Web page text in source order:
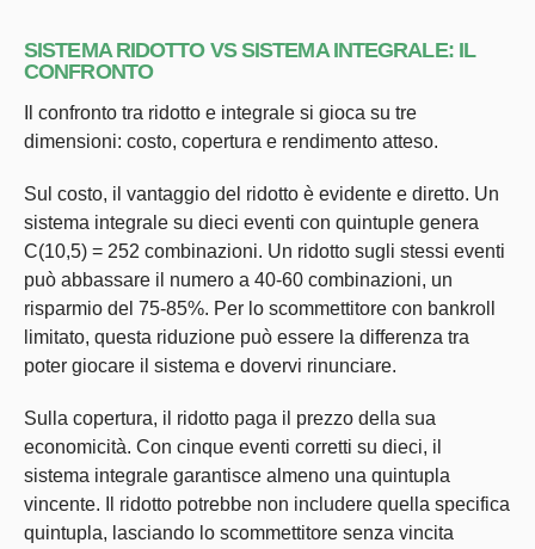
SISTEMA RIDOTTO VS SISTEMA INTEGRALE: IL
CONFRONTO
Il confronto tra ridotto e integrale si gioca su tre
dimensioni: costo, copertura e rendimento atteso.
Sul costo, il vantaggio del ridotto è evidente e diretto. Un
sistema integrale su dieci eventi con quintuple genera
C(10,5) = 252 combinazioni. Un ridotto sugli stessi eventi
può abbassare il numero a 40-60 combinazioni, un
risparmio del 75-85%. Per lo scommettitore con bankroll
limitato, questa riduzione può essere la differenza tra
poter giocare il sistema e dovervi rinunciare.
Sulla copertura, il ridotto paga il prezzo della sua
economicità. Con cinque eventi corretti su dieci, il
sistema integrale garantisce almeno una quintupla
vincente. Il ridotto potrebbe non includere quella specifica
quintupla, lasciando lo scommettitore senza vincita